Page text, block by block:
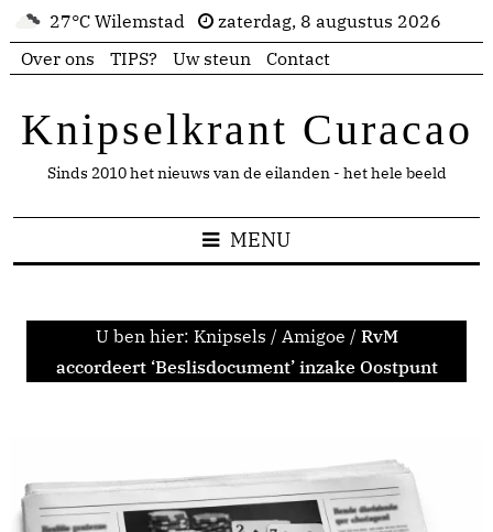
27°C Wilemstad
zaterdag, 8 augustus 2026
Over ons
TIPS? Uw steun Contact
Knipselkrant Curacao
Sinds 2010 het nieuws van de eilanden - het hele beeld
MENU
U ben hier: Knipsels / Amigoe / RvM
accordeert ‘Beslisdocument’ inzake Oostpunt